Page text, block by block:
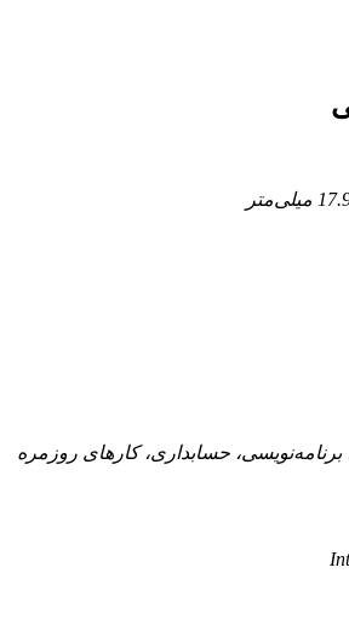
برنامه‌نویسی، حسابداری، کارهای روزمره